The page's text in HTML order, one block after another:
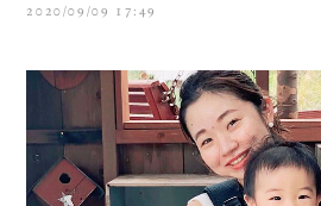
2020/09/09 17:49